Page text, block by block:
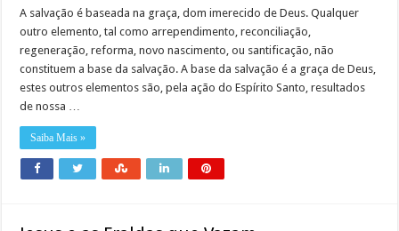
A salvação é baseada na graça, dom imerecido de Deus. Qualquer
outro elemento, tal como arrependimento, reconciliação,
regeneração, reforma, novo nascimento, ou santificação, não
constituem a base da salvação. A base da salvação é a graça de Deus,
estes outros elementos são, pela ação do Espírito Santo, resultados
de nossa …
Saiba Mais »